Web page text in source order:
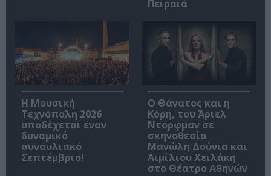
Πειραιά
Η Μουσική
Τεχνόπολη 2026
υποδέχεται έναν
δυναμικό
συναυλιακό
Σεπτέμβριο!
Ο Θάνατος και η
Κόρη, του Άριελ
Ντόρφμαν σε
σκηνοθεσία
Μανώλη Δούνια και
Αιμίλιου Χειλάκη
στο Θέατρο Αθηνών